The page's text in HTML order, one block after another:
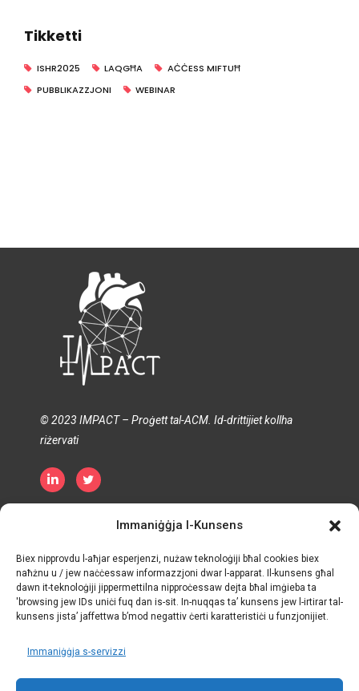
Immaniġġja l-Kunsens
Biex nipprovdu l-aħjar esperjenzi, nużaw teknoloġiji bħal cookies biex
naħżnu u / jew naċċessaw informazzjoni dwar l-apparat. Il-kunsens għal
dawn it-teknoloġiji jippermettilna nipproċessaw dejta bħal imġieba ta
'browsing jew IDs uniċi fuq dan is-sit. In-nuqqas ta’ kunsens jew l-irtirar tal-
kunsens jista’ jaffettwa b’mod negattiv ċerti karatteristiċi u funzjonijiet.
Immaniġġja s-servizzi
Tikketti
ISHR2025 LAQGĦA
AĊĊESS MIFTUĦ
PUBBLIKAZZJONI
WEBINAR
© 2023 IMPACT – Proġett tal-ACM. Id-drittijiet kollha
riżervati
Terminu u Kundizzjonijiet